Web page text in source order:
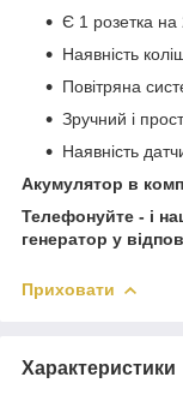
Є 1 розетка на
Наявність
Повітряна
Зручний і
Наявність
Акумулятор в
Телефонуйте - і
генератор у
Приховати
Характеристики